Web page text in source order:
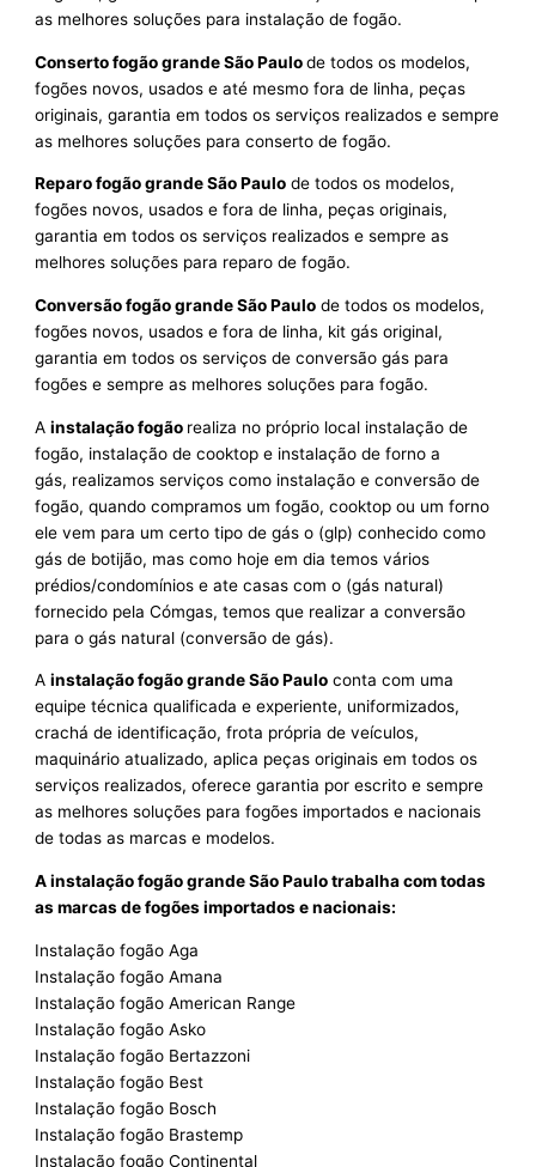
as melhores soluções para instalação de fogão.
Conserto fogão grande São Paulode todos os modelos,
fogões novos, usados e até mesmo fora de linha, peças
originais, garantia em todos os serviços realizados e sempre
as melhores soluções para conserto de fogão.
Reparo fogão grande São Paulo de todos os modelos,
fogões novos, usados e fora de linha, peças originais,
garantia em todos os serviços realizados e sempre as
melhores soluções para reparo de fogão.
Conversão fogão grande São Paulo de todos os modelos,
fogões novos, usados e fora de linha, kit gás original,
garantia em todos os serviços de conversão gás para
fogões e sempre as melhores soluções para fogão.
Ainstalação fogão realiza no próprio local instalação de
fogão, instalação de cooktop e instalação de forno a
gás, realizamos serviços como instalação e conversão de
fogão, quando compramos um fogão, cooktop ou um forno
ele vem para um certo tipo de gás o (glp) conhecido como
gás de botijão, mas como hoje em dia temos vários
prédios/condomínios e ate casas com o (gás natural)
fornecido pela Cómgas, temos que realizar a conversão
para o gás natural (conversão de gás).
Ainstalação fogão grande São Paulo conta com uma
equipe técnica qualificada e experiente, uniformizados,
crachá de identificação, frota própria de veículos,
maquinário atualizado, aplica peças originais em todos os
serviços realizados, oferece garantia por escrito e sempre
as melhores soluções para fogões importados e nacionais
de todas as marcas e modelos.
A instalação fogão grande São Paulo trabalha com todas
as marcas de fogões importados e nacionais:
Instalação fogão Aga
Instalação fogão Amana
Instalação fogão American Range
Instalação fogão Asko
Instalação fogão Bertazzoni
Instalação fogão Best
Instalação fogão Bosch
Instalação fogão Brastemp
Instalação fogão Continental